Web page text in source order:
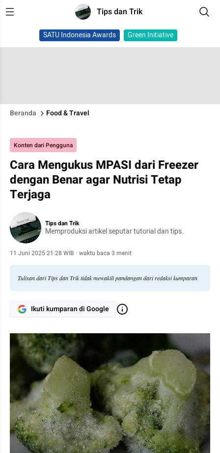
Tips dan Trik
SATU Indonesia Awards Green Initiative
Beranda Food & Travel
Konten dari Pengguna
Cara Mengukus MPASI dari Freezer
dengan Benar agar Nutrisi Tetap
Terjaga
Tips dan Trik
Memproduksi artikel seputar tutorial dan tips.
11 Juni 2025 21:28 WIB · waktu baca 3 menit
Tulisan dari Tips dan Trik tidak mewakili pandangan dari redaksi kumparan
Ikuti kumparan di Google